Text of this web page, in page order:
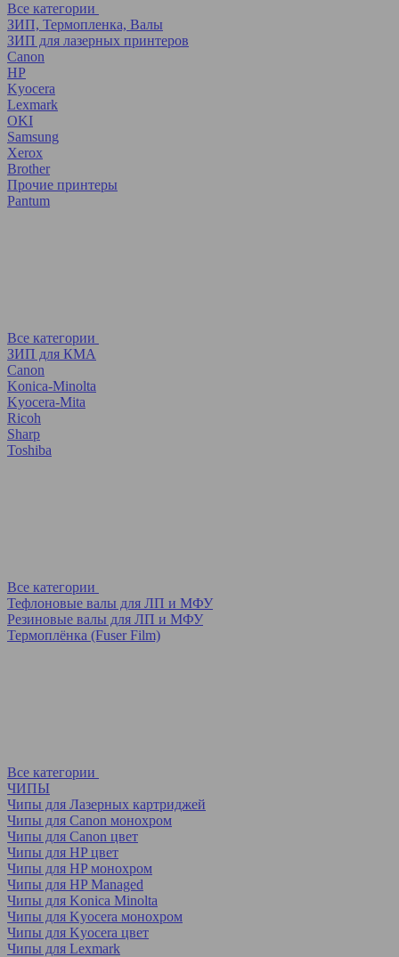
Все категории
ЗИП, Термопленка, Валы
ЗИП для лазерных принтеров
Canon
HP
Kyocera
Lexmark
OKI
Samsung
Xerox
Brother
Прочие принтеры
Pantum
Все категории
ЗИП для КМА
Canon
Konica-Minolta
Kyocera-Mita
Ricoh
Sharp
Toshiba
Все категории
Тефлоновые валы для ЛП и МФУ
Резиновые валы для ЛП и МФУ
Термоплёнка (Fuser Film)
Все категории
ЧИПЫ
Чипы для Лазерных картриджей
Чипы для Canon монохром
Чипы для Canon цвет
Чипы для HP цвет
Чипы для HP монохром
Чипы для HP Managed
Чипы для Konica Minolta
Чипы для Kyocera монохром
Чипы для Kyocera цвет
Чипы для Lexmark